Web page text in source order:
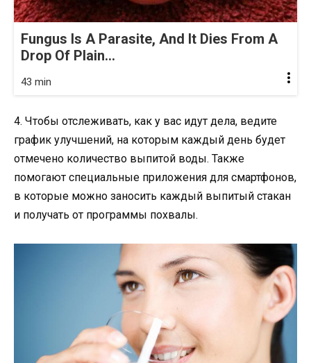
Fungus Is A Parasite, And It Dies From A
Drop Of Plain...
43 min
4. Чтобы отслеживать, как у вас идут дела, ведите
график улучшений, на которым каждый день будет
отмечено количество выпитой воды. Также
помогают специальные приложения для смартфонов,
в которые можно заносить каждый выпитый стакан
и получать от программы похвалы.